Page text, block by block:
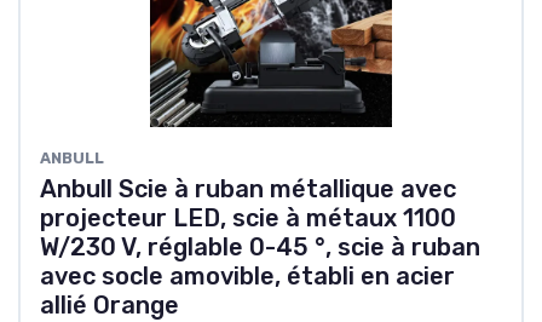
ANBULL
Anbull Scie à ruban métallique avec
projecteur LED, scie à métaux 1100
W/230 V, réglable 0-45 °, scie à ruban
avec socle amovible, établi en acier
allié Orange